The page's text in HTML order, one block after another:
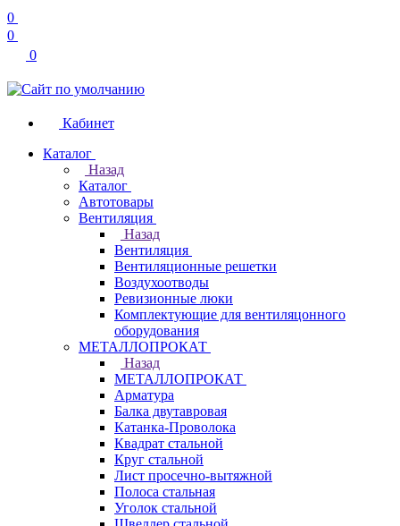
0
0
0
Кабинет
Каталог
Назад
Каталог
Автотовары
Вентиляция
Назад
Вентиляция
Вентиляционные решетки
Воздухоотводы
Ревизионные люки
Комплектующие для вентиляцонного
оборудования
МЕТАЛЛОПРОКАТ
Назад
МЕТАЛЛОПРОКАТ
Арматура
Балка двутавровая
Катанка-Проволока
Квадрат стальной
Круг стальной
Лист просечно-вытяжной
Полоса стальная
Уголок стальной